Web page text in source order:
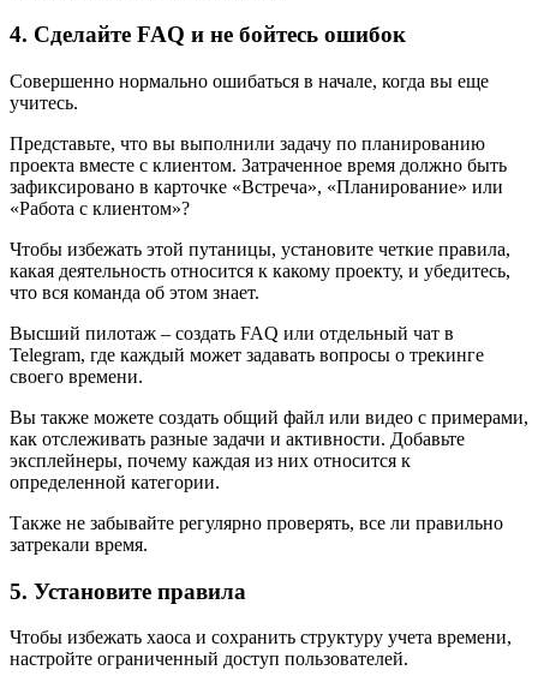
4. Сделайте FAQ и не бойтесь ошибок
Совершенно нормально ошибаться в начале, когда вы еще
учитесь.
Представьте, что вы выполнили задачу по планированию
проекта вместе с клиентом. Затраченное время должно быть
зафиксировано в карточке «Встреча», «Планирование» или
«Работа с клиентом»?
Чтобы избежать этой путаницы, установите четкие правила,
какая деятельность относится к какому проекту, и убедитесь,
что вся команда об этом знает.
Высший пилотаж – создать FAQ или отдельный чат в
Telegram, где каждый может задавать вопросы о трекинге
своего времени.
Вы также можете создать общий файл или видео с примерами,
как отслеживать разные задачи и активности. Добавьте
эксплейнеры, почему каждая из них относится к
определенной категории.
Также не забывайте регулярно проверять, все ли правильно
затрекали время.
5. Установите правила
Чтобы избежать хаоса и сохранить структуру учета времени,
настройте ограниченный доступ пользователей.